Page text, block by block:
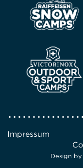
Impressum
Design by